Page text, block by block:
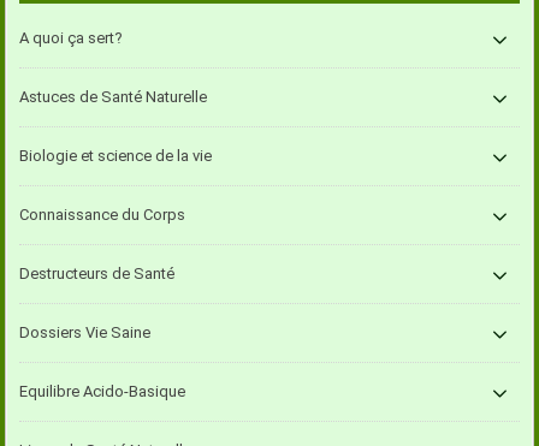
A quoi ça sert?
Astuces de Santé Naturelle
Biologie et science de la vie
Connaissance du Corps
Destructeurs de Santé
Dossiers Vie Saine
Equilibre Acido-Basique